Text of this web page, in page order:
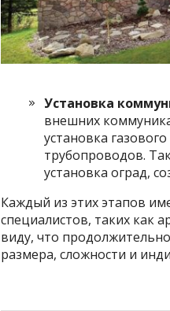
Установка
внешних
установка
трубопроводов.
установка оград,
Каждый из этих этапов
специалистов, таких как
виду, что
размера, сложности и